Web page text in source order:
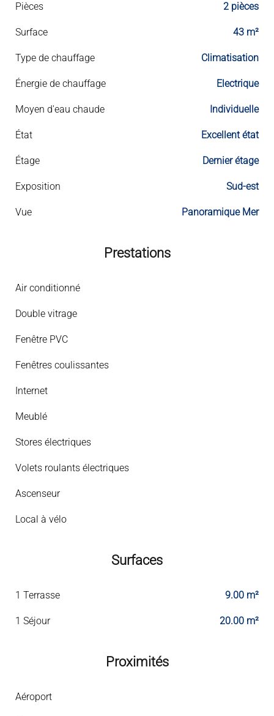
Pièces 2 pièces
Surface 43 m²
Type de chauffage Climatisation
Énergie de chauffage Electrique
Moyen d'eau chaude Individuelle
État Excellent état
Étage Dernier étage
Exposition Sud-est
Vue Panoramique Mer
Prestations
Air conditionné
Double vitrage
Fenêtre PVC
Fenêtres coulissantes
Internet
Meublé
Stores électriques
Volets roulants électriques
Ascenseur
Local à vélo
Surfaces
1 Terrasse 9.00 m²
1 Séjour 20.00 m²
Proximités
Aéroport